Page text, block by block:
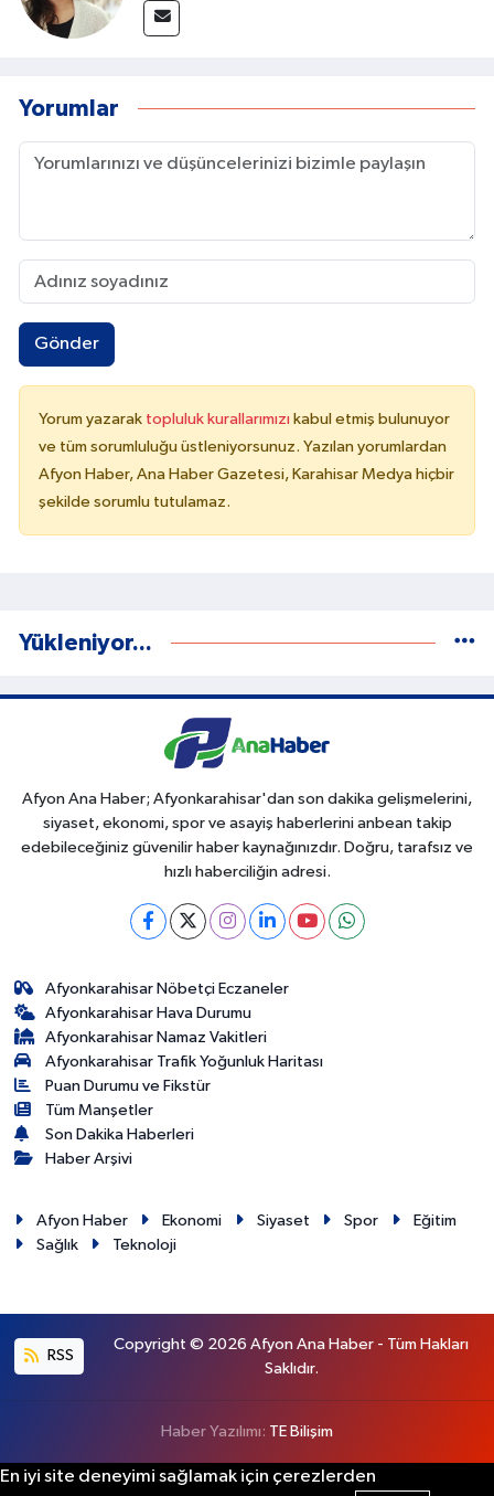
Yorumlar
Gönder
Yorum yazarak topluluk kurallarımızı kabul etmiş bulunuyor
ve tüm sorumluluğu üstleniyorsunuz. Yazılan yorumlardan
Afyon Haber, Ana Haber Gazetesi, Karahisar Medya hiçbir
şekilde sorumlu tutulamaz.
Yükleniyor...
Afyon Ana Haber; Afyonkarahisar'dan son dakika gelişmelerini,
siyaset, ekonomi, spor ve asayiş haberlerini anbean takip
edebileceğiniz güvenilir haber kaynağınızdır. Doğru, tarafsız ve
hızlı haberciliğin adresi.
Afyonkarahisar Nöbetçi Eczaneler
Afyonkarahisar Hava Durumu
Afyonkarahisar Namaz Vakitleri
Afyonkarahisar Trafik Yoğunluk Haritası
Puan Durumu ve Fikstür
Tüm Manşetler
Son Dakika Haberleri
Haber Arşivi
Afyon Haber Ekonomi Siyaset Spor
Eğitim
Sağlık
Teknoloji
RSS
Copyright © 2026 Afyon Ana Haber - Tüm Hakları
Saklıdır.
Haber Yazılımı: TE Bilişim
En iyi site deneyimi sağlamak için çerezlerden